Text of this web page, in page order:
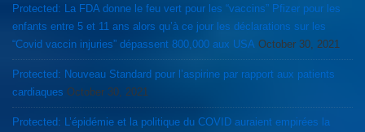
Protected: La FDA donne le feu vert pour les “vaccins” Pfizer pour les
enfants entre 5 et 11 ans alors qu’à ce jour les déclarations sur les
“Covid vaccin injuries” dépassent 800,000 aux USA October 30, 2021
Protected: Nouveau Standard pour l’aspirine par rapport aux patients
cardiaques October 30, 2021
Protected: L’épidémie et la politique du COVID auraient empirées la